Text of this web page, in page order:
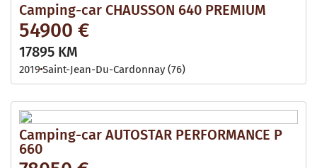
Camping-car CHAUSSON 640 PREMIUM
54900 €
17895 KM
2019 Saint-Jean-Du-Cardonnay (76)
Camping-car AUTOSTAR PERFORMANCE P
660